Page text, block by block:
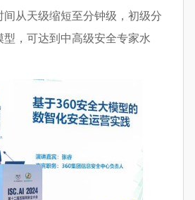
间从天级缩短至分钟级，初级分
，可达到中高级安全专家水